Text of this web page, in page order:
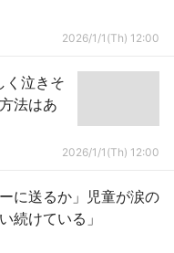
2026/1/1(Th) 12:00
く泣きそ
法はあ
2026/1/1(Th) 12:00
に送るか」児童が涙の
けている」